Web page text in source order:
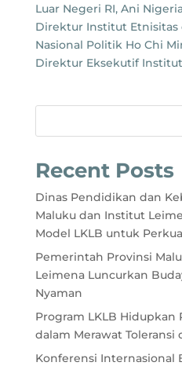
Luar Negeri RI, Ani
Direktur Institut Etnisitas
Nasional Politik Ho Chi
Direktur Eksekutif
Recent Posts
Dinas Pendidikan dan
Maluku dan Institut
Model LKLB untuk
Pemerintah Provinsi
Leimena Luncurkan
Nyaman
Program LKLB Hidupkan
dalam Merawat Toleransi
Konferensi Internasional